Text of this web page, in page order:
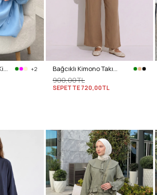
Çapraz Bağlamalı Kimono Takım 43457 - MAVİ +2 Bağcıklı Kimono Takım 26610 - BİSKÜVİ
900,00TL
SEPETTE720,00TL